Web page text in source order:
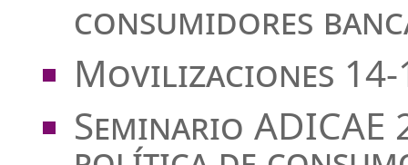
consumidores
Movilizaciones
Seminario